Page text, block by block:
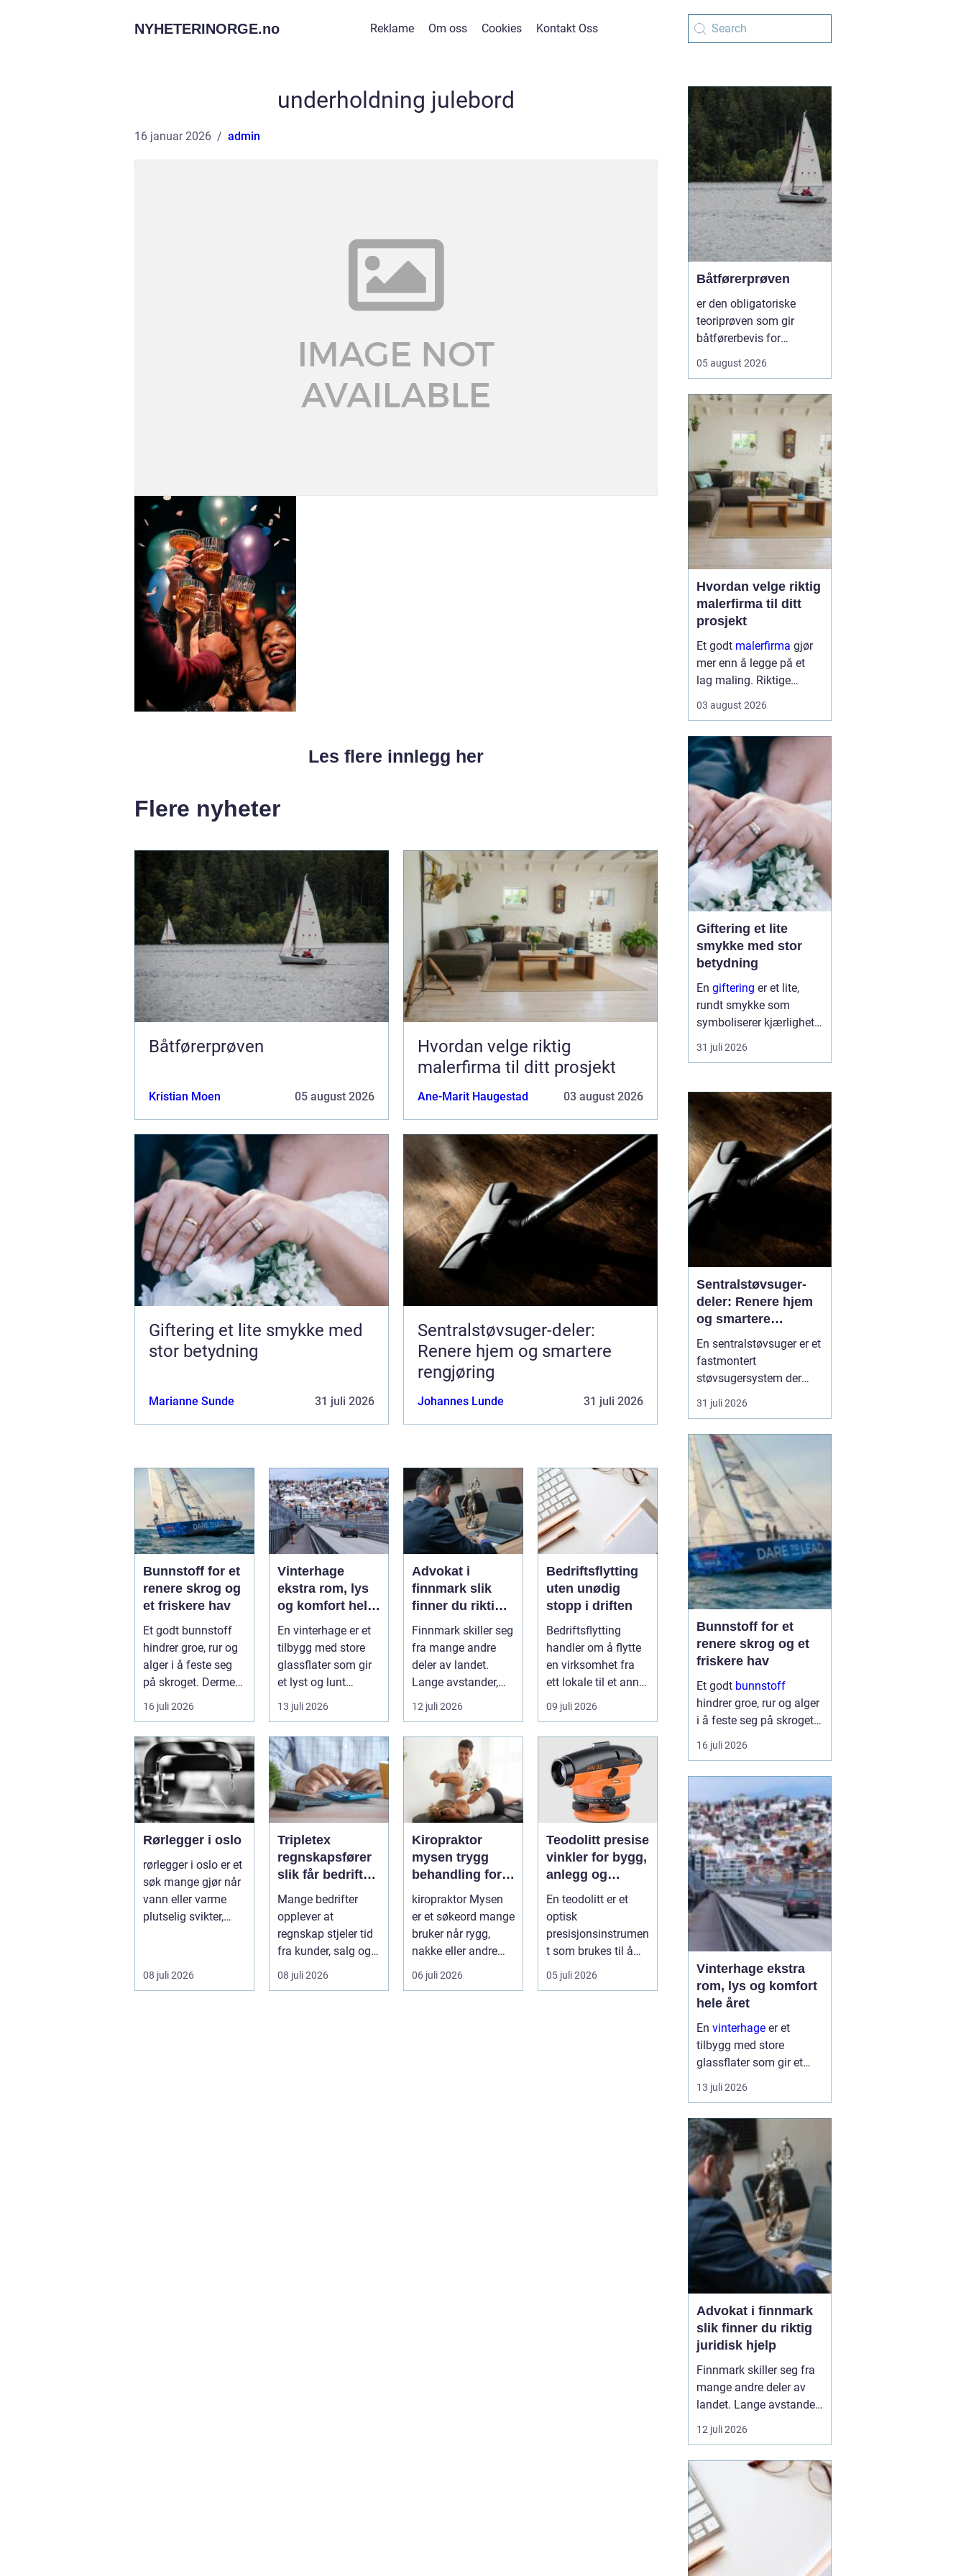
NYHETERINORGE.no Reklame Om oss Cookies Kontakt Oss
underholdning julebord
16 januar 2026 admin
Les flere innlegg her
Flere nyheter
Båtførerprøven
Kristian Moen 05 august 2026
Hvordan velge riktig
malerfirma til ditt prosjekt
Ane-Marit Haugestad 03 august 2026
Giftering et lite smykke med
stor betydning
Marianne Sunde 31 juli 2026
Sentralstøvsuger-deler:
Renere hjem og smartere
rengjøring
Johannes Lunde 31 juli 2026
Bunnstoff for et
renere skrog og
et friskere hav
Et godt bunnstoff
hindrer groe, rur og
alger i å feste seg
på skroget. Dermed
holder båten bedre
far...
16 juli 2026
Vinterhage
ekstra rom, lys
og komfort hele
året
En vinterhage er et
tilbygg med store
glassflater som gir
et lyst og lunt
oppholdsrom nær
hagen, ogs...
13 juli 2026
Advokat i
finnmark slik
finner du riktig
juridisk hjelp
Finnmark skiller seg
fra mange andre
deler av landet.
Lange avstander,
små lokalsamfunn,
sterk tilkn...
12 juli 2026
Bedriftsflytting
uten unødig
stopp i driften
Bedriftsflytting
handler om å flytte
en virksomhet fra
ett lokale til et annet
med minst mulig...
09 juli 2026
Rørlegger i oslo
rørlegger i oslo er et
søk mange gjør når
vann eller varme
plutselig svikter,
08 juli 2026
Tripletex
regnskapsfører
slik får bedriften
mer ut av
regnskapet
Mange bedrifter
opplever at
regnskap stjeler tid
fra kunder, salg og
utvikling av
virksomheten.
08 juli 2026
Kiropraktor
mysen trygg
behandling for
rygg, nakke og
ledd
kiropraktor Mysen
er et søkeord mange
bruker når rygg,
nakke eller andre
muskel og
leddplager begynn...
06 juli 2026
Teodolitt presise
vinkler for bygg,
anlegg og
kartlegging
En teodolitt er et
optisk
presisjonsinstrumen
t som brukes til å
måle horisontale og
vertikale vinkle...
05 juli 2026
Båtførerprøven
er den obligatoriske
teoriprøven som gir
båtførerbevis for
dokumenterer at føreren
sjøvett, navigasjon, lover
og regler, samt sikkerhet
om bord. For alle som vil
bruke motorbåt lovlig og
trygt, er dette et...
05 august 2026
Hvordan velge riktig
malerfirma til ditt
prosjekt
Et godt malerfirma gjør
mer enn å legge på et
lag maling. Riktige
levetiden på bygget,
og spare både tid og
penger. Samtidig kan feil
valg gi ekstra
kostnader,...
03 august 2026
Giftering et lite
smykke med stor
betydning
En giftering er et lite,
rundt smykke som
symboliserer kjærlighet,
troskap og felles
framtid. Ringen bæres
og blir en synlig
påminnelse om løftet to
mennesker ...
31 juli 2026
Sentralstøvsuger-
deler: Renere hjem
og smartere
rengjøring
En sentralstøvsuger er et
fastmontert
støvsugersystem der
motor og beholder står i
bod, garasje eller teknisk
sugekontakter finnes i
veggene rundt i boligen.
Du kobler bare slangen
til en kontakt, og støvet
transp...
31 juli 2026
Bunnstoff for et
renere skrog og et
friskere hav
Et godt bunnstoff
hindrer groe, rur og alger
i å feste seg på skroget.
Dermed holder båten
bedre fart, bruker mindre
mindre vedlikehold på
land. Samtidig begynner
flere båteiere ...
16 juli 2026
Vinterhage ekstra
rom, lys og komfort
hele året
En vinterhage er et
tilbygg med store
glassflater som gir et
lyst og lunt oppholdsrom
nær hagen, også når
fungere som en ekstra
stue, spiseplass eller
stille son...
13 juli 2026
Advokat i finnmark
slik finner du riktig
juridisk hjelp
Finnmark skiller seg fra
mange andre deler av
landet. Lange avstander,
små lokalsamfunn, sterk
tilknytning til natur og
rettigheter gjør at mange
juridiske spørsmål får en
ekstra dimensjon. Når en
privatperson eller en
bedrift i...
12 juli 2026